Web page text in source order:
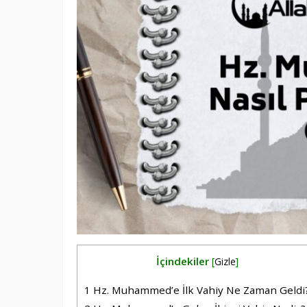
İçindekiler [Gizle]
1 Hz. Muhammed’e İlk Vahiy Ne Zaman